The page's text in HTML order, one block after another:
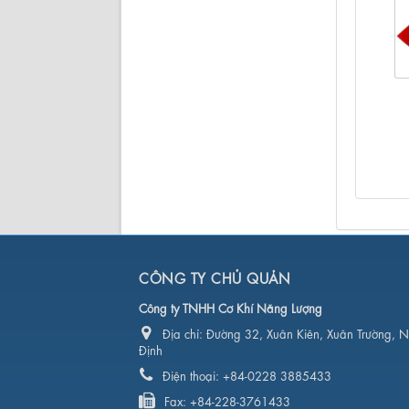
CÔNG TY CHỦ QUẢN
Công ty TNHH Cơ Khí Năng Lượng
Địa chỉ: Đường 32, Xuân Kiên, Xuân Trường,
Định
Điện thoại: +84-0228 3885433
Fax: +84-228-3761433